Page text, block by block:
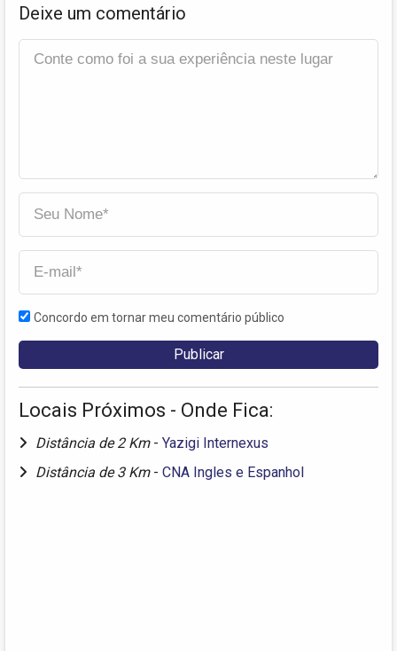
Deixe um comentário
Concordo em tornar meu comentário público
Locais Próximos - Onde Fica:
Distância de 2 Km - Yazigi Internexus
Distância de 3 Km - CNA Ingles e Espanhol